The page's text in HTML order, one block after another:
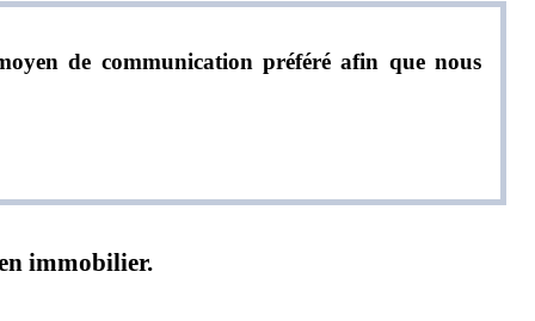
de communication préféré afin que nous
immobilier.